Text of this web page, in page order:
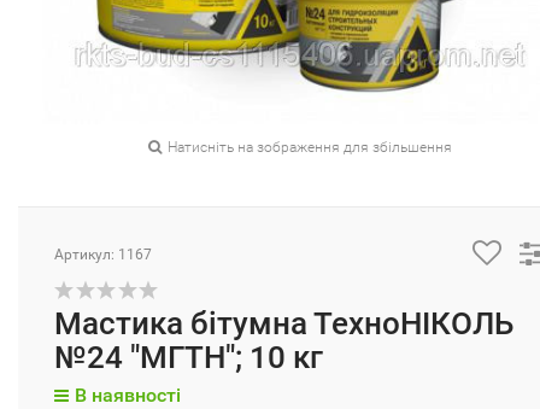
Натисніть на зображення для збільшення
Артикул: 1167
Мастика бітумна ТехноНІКОЛЬ
№24 "МГТН"; 10 кг
В наявності